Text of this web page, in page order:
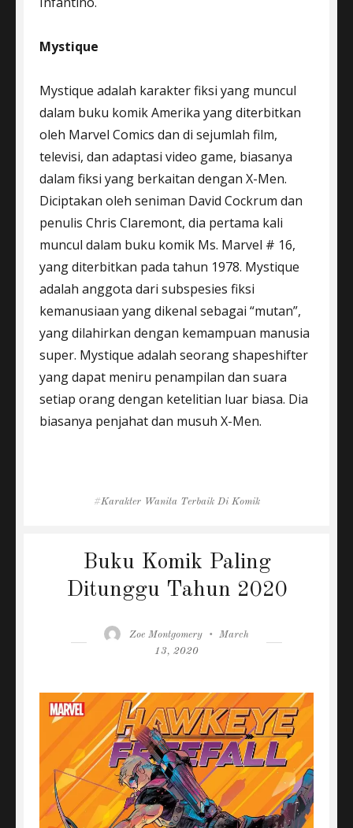
Mystique
Mystique adalah karakter fiksi yang muncul
dalam buku komik Amerika yang diterbitkan
oleh Marvel Comics dan di sejumlah film,
televisi, dan adaptasi video game, biasanya
dalam fiksi yang berkaitan dengan X-Men.
Diciptakan oleh seniman David Cockrum dan
penulis Chris Claremont, dia pertama kali
muncul dalam buku komik Ms. Marvel # 16,
yang diterbitkan pada tahun 1978. Mystique
adalah anggota dari subspesies fiksi
kemanusiaan yang dikenal sebagai “mutan”,
yang dilahirkan dengan kemampuan manusia
super. Mystique adalah seorang shapeshifter
yang dapat meniru penampilan dan suara
setiap orang dengan ketelitian luar biasa. Dia
biasanya penjahat dan musuh X-Men.
Tags
Karakter Wanita Terbaik Di Komik
Buku Komik Paling
Ditunggu Tahun 2020
Author
Zoe Montgomery
Posted
March
13, 2020